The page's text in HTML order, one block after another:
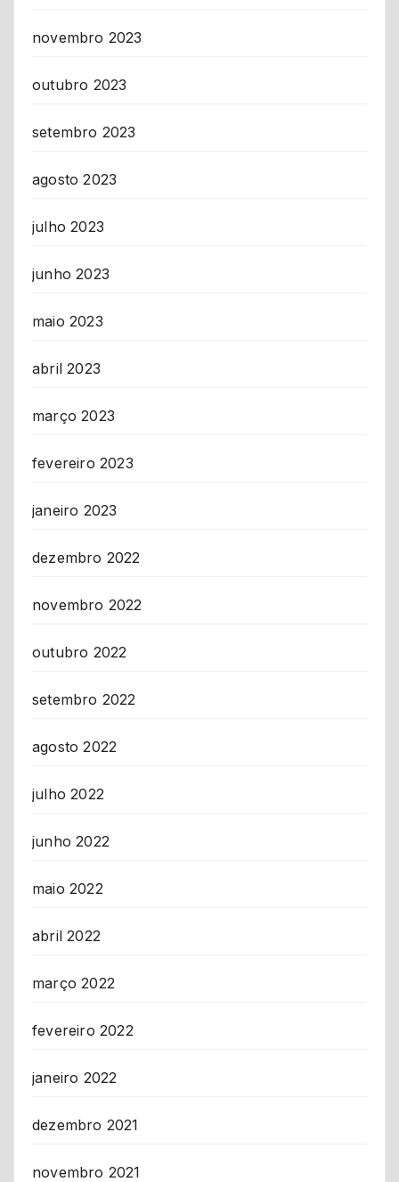
novembro 2023
outubro 2023
setembro 2023
agosto 2023
julho 2023
junho 2023
maio 2023
abril 2023
março 2023
fevereiro 2023
janeiro 2023
dezembro 2022
novembro 2022
outubro 2022
setembro 2022
agosto 2022
julho 2022
junho 2022
maio 2022
abril 2022
março 2022
fevereiro 2022
janeiro 2022
dezembro 2021
novembro 2021